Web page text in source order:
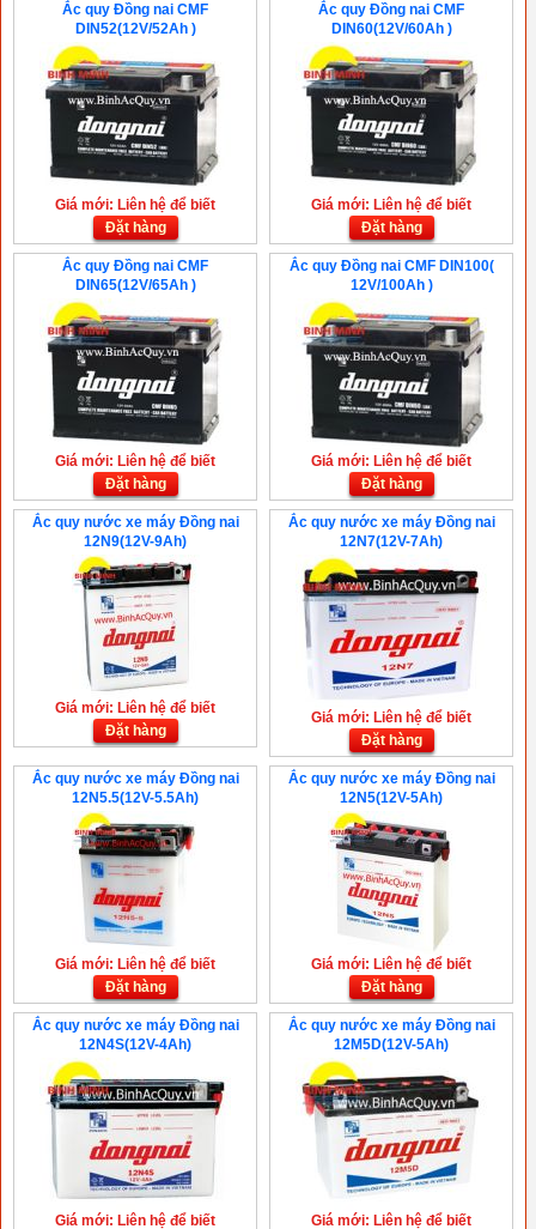
Ắc quy Đồng nai CMF
DIN52(12V/52Ah )
Giá mới: Liên hệ để biết
Đặt hàng
Ắc quy Đồng nai CMF
DIN60(12V/60Ah )
Giá mới: Liên hệ để biết
Đặt hàng
Ắc quy Đồng nai CMF
DIN65(12V/65Ah )
Giá mới: Liên hệ để biết
Đặt hàng
Ắc quy Đồng nai CMF DIN100(
12V/100Ah )
Giá mới: Liên hệ để biết
Đặt hàng
Ắc quy nước xe máy Đồng nai
12N9(12V-9Ah)
Giá mới: Liên hệ để biết
Đặt hàng
Ắc quy nước xe máy Đồng nai
12N7(12V-7Ah)
Giá mới: Liên hệ để biết
Đặt hàng
Ắc quy nước xe máy Đồng nai
12N5.5(12V-5.5Ah)
Giá mới: Liên hệ để biết
Đặt hàng
Ắc quy nước xe máy Đồng nai
12N5(12V-5Ah)
Giá mới: Liên hệ để biết
Đặt hàng
Ắc quy nước xe máy Đồng nai
12N4S(12V-4Ah)
Giá mới: Liên hệ để biết
Ắc quy nước xe máy Đồng nai
12M5D(12V-5Ah)
Giá mới: Liên hệ để biết